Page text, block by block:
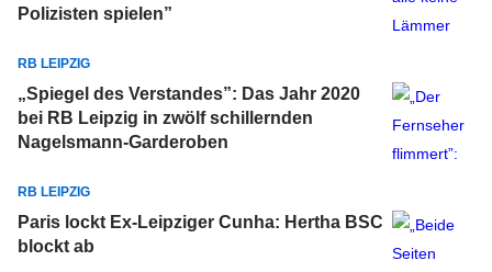
Polizisten spielen”
RB LEIPZIG
„Spiegel des Verstandes”: Das Jahr 2020
bei RB Leipzig in zwölf schillernden
Nagelsmann-Garderoben
RB LEIPZIG
Paris lockt Ex-Leipziger Cunha: Hertha BSC
blockt ab